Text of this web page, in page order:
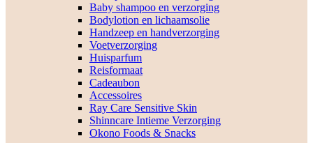
Baby shampoo en verzorging
Bodylotion en lichaamsolie
Handzeep en handverzorging
Voetverzorging
Huisparfum
Reisformaat
Cadeaubon
Accessoires
Ray Care Sensitive Skin
Shinncare Intieme Verzorging
Okono Foods & Snacks